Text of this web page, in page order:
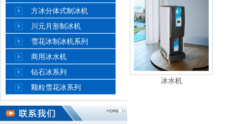
方冰分体式制冰机
川元月形制冰机
雪花冰制冰机系列
商用冰水机
钻石冰系列
颗粒雪花冰系列
冰水机